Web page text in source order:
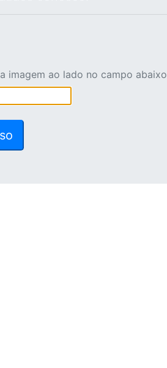
imagem ao lado no campo abaixo